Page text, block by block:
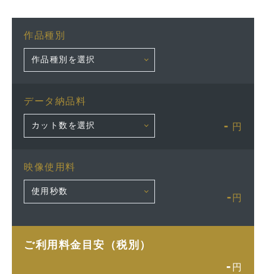
作品種別
データ納品料
- 円
映像使用料
- 円
ご利用料金目安（税別）
- 円